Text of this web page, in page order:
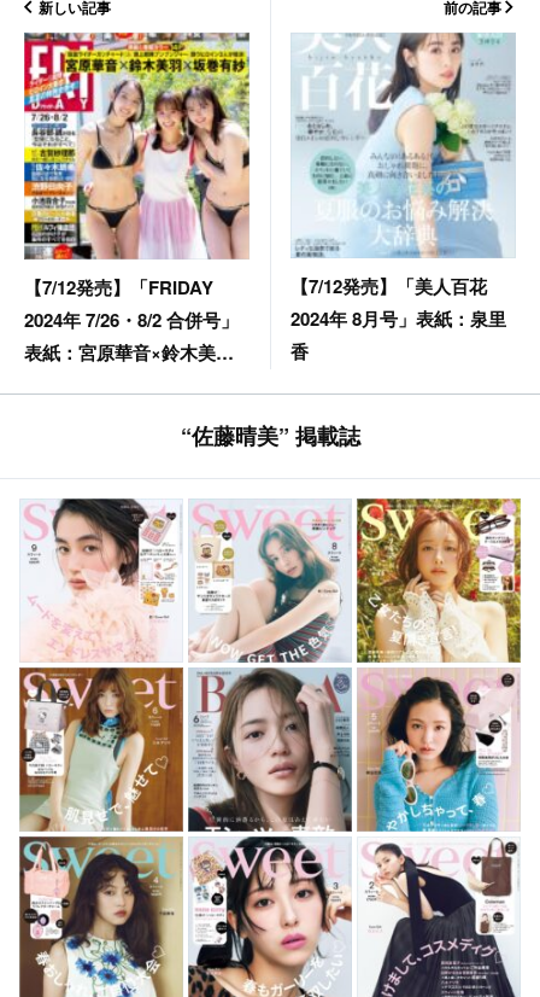
新しい記事
【7/12発売】「FRIDAY
2024年 7/26・8/2 合併号」
表紙：宮原華音×鈴木美羽×
前の記事
【7/12発売】「美人百花
2024年 8月号」表紙：泉里
香
“佐藤晴美” 掲載誌